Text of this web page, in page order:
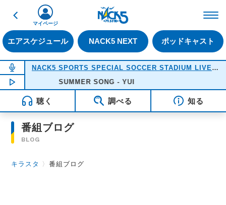
戻る
エアスケジュール NACK5 NEXT ポッドキャスト
マイページ
NOW ON AIR
NACK5 SPORTS SPECIAL SOCCER STADIUM LIVE 2026
NOW PLAYING18:05
SUMMER SONG - YUI
聴く 調べる 知る
番組ブログ
BLOG
キラスタ 〉番組ブログ